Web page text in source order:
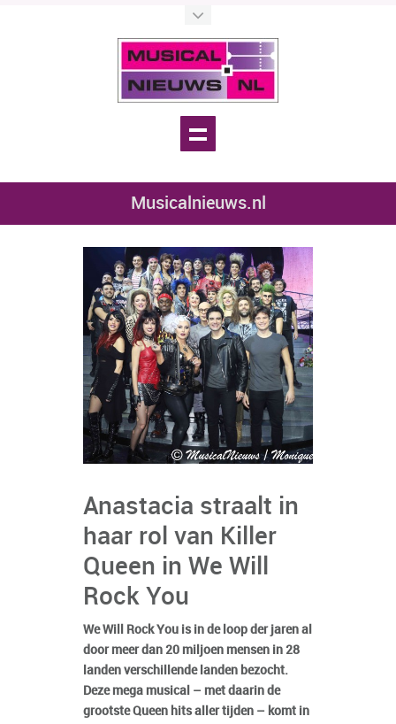
Musicalnieuws.nl
Anastacia straalt in
haar rol van Killer
Queen in We Will
Rock You
We Will Rock You is in de loop der jaren al
door meer dan 20 miljoen mensen in 28
landen verschillende landen bezocht.
Deze mega musical – met daarin de
grootste Queen hits aller tijden – komt in